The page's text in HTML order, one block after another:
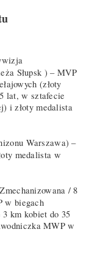
Słupsk ) – MVP
(złoty
lat, w sztafecie
i złoty medalista
Warszawa) –
medalista w
/ 8
w biegach
3 km kobiet do 35
MWP w